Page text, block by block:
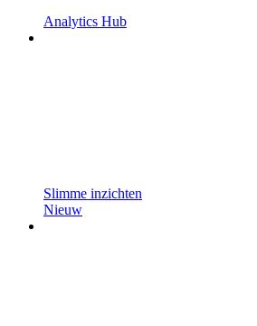
Analytics Hub
Slimme inzichten
Nieuw